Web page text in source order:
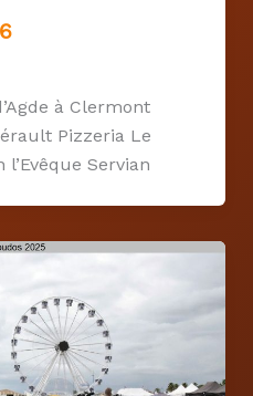
à Clermont
Pizzeria Le
Servian